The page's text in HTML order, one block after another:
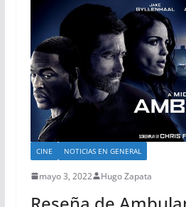
CINE NOTICIAS EN GENERAL
mayo 3, 2022 Hugo Zapata